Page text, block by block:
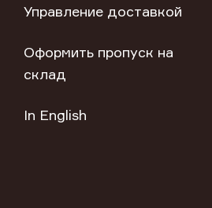
Управление доставкой
Оформить пропуск на
склад
In English